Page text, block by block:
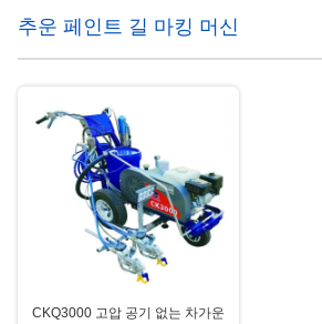
추운 페인트 길 마킹 머신
CKQ3000 고압 공기 없는 차가운